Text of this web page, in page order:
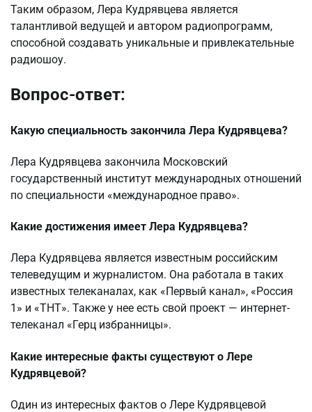
Таким образом, Лера Кудрявцева является
талантливой ведущей и автором радиопрограмм,
способной создавать уникальные и привлекательные
радиошоу.
Вопрос-ответ:
Какую специальность закончила Лера Кудрявцева?
Лера Кудрявцева закончила Московский
государственный институт международных отношений
по специальности «международное право».
Какие достижения имеет Лера Кудрявцева?
Лера Кудрявцева является известным российским
телеведущим и журналистом. Она работала в таких
известных телеканалах, как «Первый канал», «Россия
1» и «ТНТ». Также у нее есть свой проект — интернет-
телеканал «Герц избранницы».
Какие интересные факты существуют о Лере
Кудрявцевой?
Один из интересных фактов о Лере Кудрявцевой